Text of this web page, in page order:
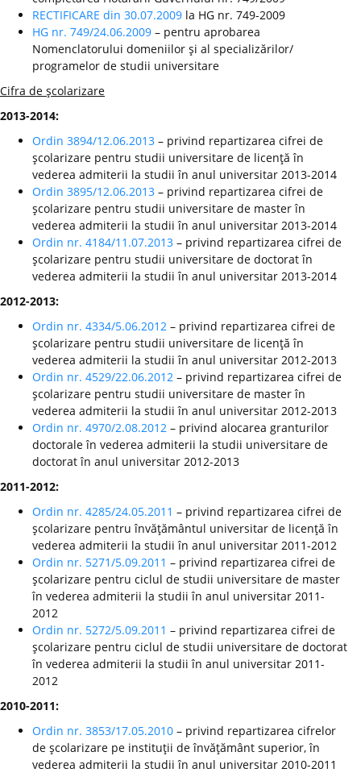
RECTIFICARE din 30.07.2009 la HG nr. 749-2009
HG nr. 749/24.06.2009 – pentru aprobarea
Nomenclatorului domeniilor şi al specializărilor/
programelor de studii universitare
Cifra de şcolarizare
2013-2014:
Ordin 3894/12.06.2013 – privind repartizarea cifrei de
şcolarizare pentru studii universitare de licenţă în
vederea admiterii la studii în anul universitar 2013-2014
Ordin 3895/12.06.2013 – privind repartizarea cifrei de
şcolarizare pentru studii universitare de master în
vederea admiterii la studii în anul universitar 2013-2014
Ordin nr. 4184/11.07.2013 – privind repartizarea cifrei de
şcolarizare pentru studii universitare de doctorat în
vederea admiterii la studii în anul universitar 2013-2014
2012-2013:
Ordin nr. 4334/5.06.2012 – privind repartizarea cifrei de
şcolarizare pentru studii universitare de licenţă în
vederea admiterii la studii în anul universitar 2012-2013
Ordin nr. 4529/22.06.2012 – privind repartizarea cifrei de
şcolarizare pentru studii universitare de master în
vederea admiterii la studii în anul universitar 2012-2013
Ordin nr. 4970/2.08.2012 – privind alocarea granturilor
doctorale în vederea admiterii la studii universitare de
doctorat în anul universitar 2012-2013
2011-2012:
Ordin nr. 4285/24.05.2011 – privind repartizarea cifrei de
şcolarizare pentru învăţământul universitar de licenţă în
vederea admiterii la studii în anul universitar 2011-2012
Ordin nr. 5271/5.09.2011 – privind repartizarea cifrei de
şcolarizare pentru ciclul de studii universitare de master
în vederea admiterii la studii în anul universitar 2011-
2012
Ordin nr. 5272/5.09.2011 – privind repartizarea cifrei de
şcolarizare pentru ciclul de studii universitare de doctorat
în vederea admiterii la studii în anul universitar 2011-
2012
2010-2011:
Ordin nr. 3853/17.05.2010 – privind repartizarea cifrelor
de şcolarizare pe instituţii de învăţământ superior, în
vederea admiterii la studii în anul universitar 2010-2011